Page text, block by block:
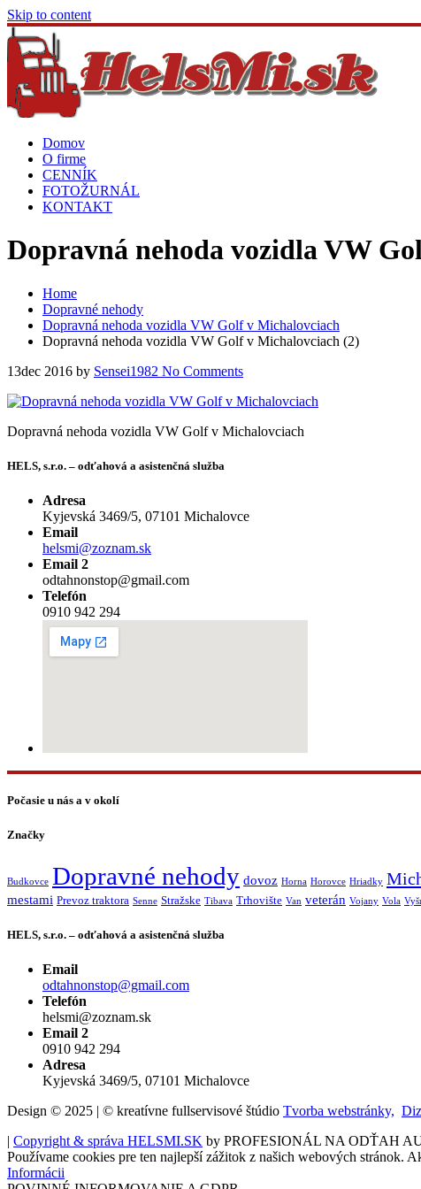
Skip to content
Domov
O firme
CENNÍK
FOTOŽURNÁL
KONTAKT
Dopravná nehoda vozidla VW
Home
Dopravné nehody
Dopravná nehoda vozidla VW Golf v Michalovciach
Dopravná nehoda vozidla VW Golf v Michalovciach (2)
13dec 2016 by Sensei1982 No Comments
Dopravná nehoda vozidla VW Golf v Michalovciach
HELS, s.r.o. – odťahová a asistenčná služba
Adresa
Kyjevská 3469/5, 07101 Michalovce
Email
helsmi@zoznam.sk
Email 2
odtahnonstop@gmail.com
Telefón
0910 942 294
Počasie u nás a v okolí
Značky
Budkovce Dopravné nehody dovoz Horna Horovce Hriadky
mestami Prevoz traktora Senne Stražske Tibava Trhovište Van veterán Vojany Vola
HELS, s.r.o. – odťahová a asistenčná služba
Email
odtahnonstop@gmail.com
Telefón
helsmi@zoznam.sk
Email 2
0910 942 294
Adresa
Kyjevská 3469/5, 07101 Michalovce
Design © 2025 | © kreatívne fullservisové štúdio Tvorba webstránky,
| Copyright & správa HELSMI.SK by PROFESIONÁL NA ODŤAH
Používame cookies pre ten najlepší zážitok z našich webových stránok.
Informácii